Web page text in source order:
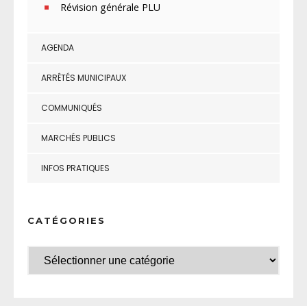
Révision générale PLU
AGENDA
ARRÊTÉS MUNICIPAUX
COMMUNIQUÉS
MARCHÉS PUBLICS
INFOS PRATIQUES
CATÉGORIES